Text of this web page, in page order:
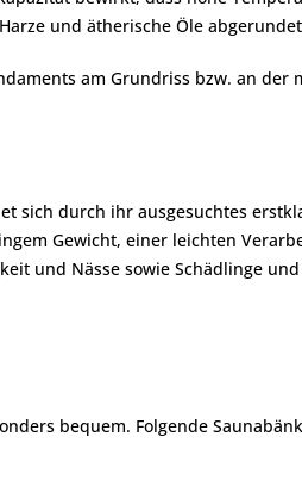
und ätherische Öle
am Grundriss bzw. an
sich durch ihr ausgesuchtes
Gewicht, einer leichten
und Nässe sowie Schädlinge
bequem. Folgende